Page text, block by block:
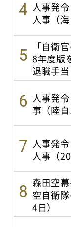
人事発
人事（
「自衛
8年度版
退職手当
人事発
事（陸
人事発
人事（20
森田空
空自衛
4日）